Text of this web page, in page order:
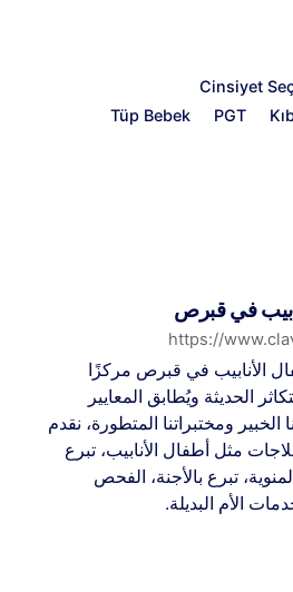
Cinsiyet
PGT
Tüp Bebek
في قبرص
https://
الأنابيب في قبرص مركزًا
الحديثة ويُطابق المعايير
ومختبراتنا المتطورة، نقدم
مثل أطفال الأنابيب، تبرع
تبرع بالأجنة، الفحص